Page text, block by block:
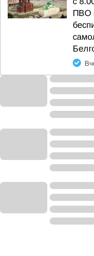
ПВО